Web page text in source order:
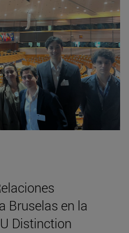
Bruselas en la
Distinction